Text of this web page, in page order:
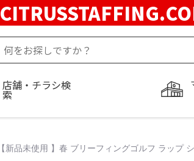
店舗・チラシ検
索
未使用 】春 ブリーフィングゴルフ ラップ